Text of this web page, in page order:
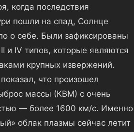
когда последствия
пошли на спад, Солнце
о себе. Были зафиксированы
и IV типов, которые являются
крупных извержений.
что произошел
массы (КВМ) с очень
— более 1600 км/с. Именно
облак плазмы сейчас летит